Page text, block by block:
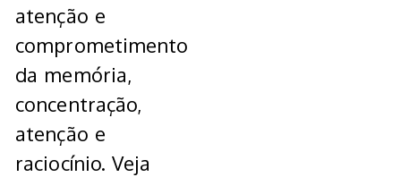
atenção e
comprometimento
da memória,
concentração,
atenção e
raciocínio. Veja